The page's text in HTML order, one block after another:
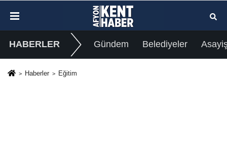
HABERLER Gündem Belediyeler
Haberler Eğitim